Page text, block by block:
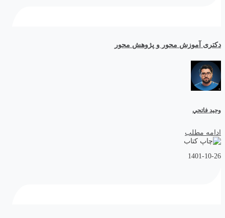
دکتری آموزش محور و پژوهش محور
وحيد فاتحي
ادامه مطلب
1401-10-26